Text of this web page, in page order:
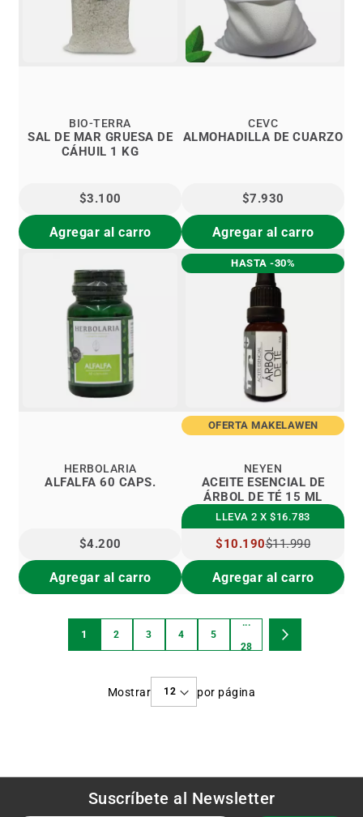
SAL DE MAR GRUESA DE
CÁHUIL 1 KG
BIO-TERRA
$3.100
Agregar al carro
ALMOHADILLA DE CUARZO
CEVC
$7.930
Agregar al carro
ALFALFA 60 CAPS.
HERBOLARIA
$4.200
Agregar al carro
HASTA -30%
OFERTA MAKELAWEN
ACEITE ESENCIAL DE
ÁRBOL DE TÉ 15 ML
NEYEN
LLEVA 2 X $16.783
PRECIO
ESPECIAL
$10.190$11.990
Agregar al carro
1
2
3
4
Página
5
Página
...
28
Mostrar por página
Suscríbete al Newsletter